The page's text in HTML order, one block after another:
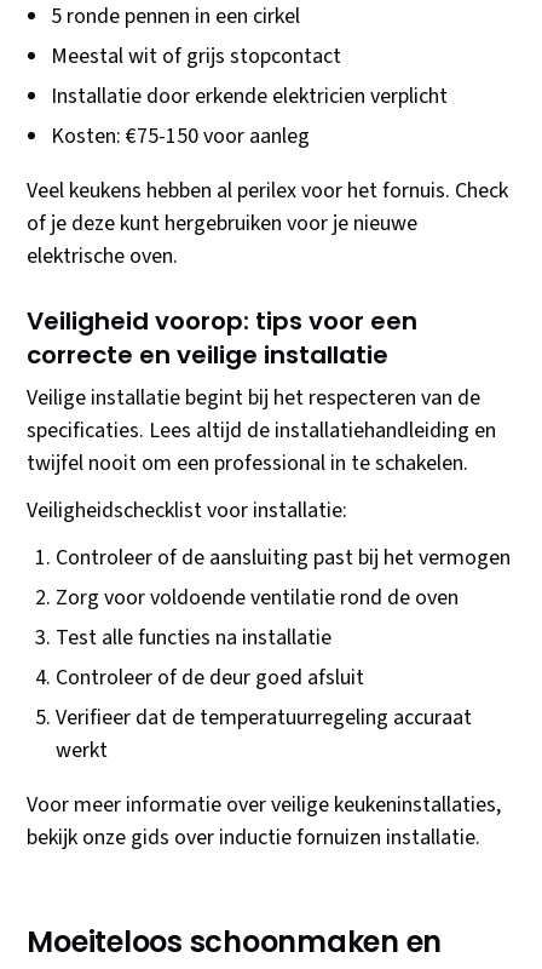
5 ronde pennen in een cirkel
Meestal wit of grijs stopcontact
Installatie door erkende elektricien verplicht
Kosten: €75-150 voor aanleg
Veel keukens hebben al perilex voor het fornuis. Check
of je deze kunt hergebruiken voor je nieuwe
elektrische oven.
Veiligheid voorop: tips voor een
correcte en veilige installatie
Veilige installatie begint bij het respecteren van de
specificaties. Lees altijd de installatiehandleiding en
twijfel nooit om een professional in te schakelen.
Veiligheidschecklist voor installatie:
Controleer of de aansluiting past bij het vermogen
Zorg voor voldoende ventilatie rond de oven
Test alle functies na installatie
Controleer of de deur goed afsluit
Verifieer dat de temperatuurregeling accuraat
werkt
Voor meer informatie over veilige keukeninstallaties,
bekijk onze gids over inductie fornuizen installatie.
Moeiteloos schoonmaken en